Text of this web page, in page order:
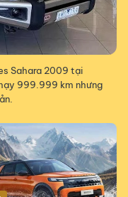
Sahara 2009 tại
999.999 km nhưng